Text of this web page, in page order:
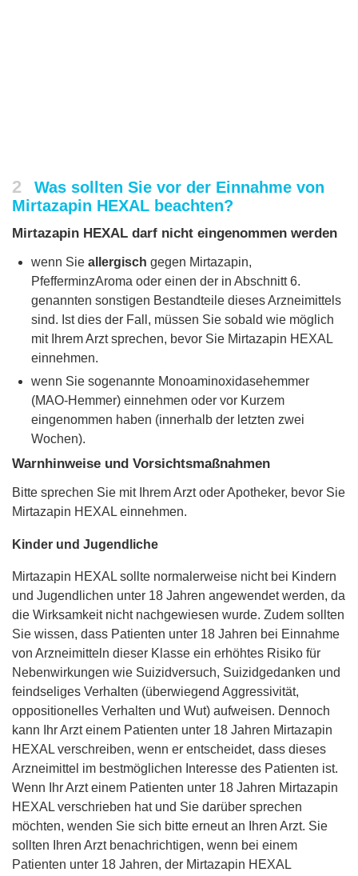
2
Was sollten Sie vor der Einnahme von
Mirtazapin HEXAL beachten?
Mirtazapin HEXAL darf nicht eingenommen werden
wenn Sie allergisch gegen Mirtazapin,
PfefferminzAroma oder einen der in Abschnitt 6.
genannten sonstigen Bestandteile dieses Arzneimittels
sind. Ist dies der Fall, müssen Sie sobald wie möglich
mit Ihrem Arzt sprechen, bevor Sie Mirtazapin HEXAL
einnehmen.
wenn Sie sogenannte Monoaminoxidasehemmer
(MAO-Hemmer) einnehmen oder vor Kurzem
eingenommen haben (innerhalb der letzten zwei
Wochen).
Warnhinweise und Vorsichtsmaßnahmen
Bitte sprechen Sie mit Ihrem Arzt oder Apotheker, bevor Sie
Mirtazapin HEXAL einnehmen.
Kinder und Jugendliche
Mirtazapin HEXAL sollte normalerweise nicht bei Kindern
und Jugendlichen unter 18 Jahren angewendet werden, da
die Wirksamkeit nicht nachgewiesen wurde. Zudem sollten
Sie wissen, dass Patienten unter 18 Jahren bei Einnahme
von Arzneimitteln dieser Klasse ein erhöhtes Risiko für
Nebenwirkungen wie Suizidversuch, Suizidgedanken und
feindseliges Verhalten (überwiegend Aggressivität,
oppositionelles Verhalten und Wut) aufweisen. Dennoch
kann Ihr Arzt einem Patienten unter 18 Jahren Mirtazapin
HEXAL verschreiben, wenn er entscheidet, dass dieses
Arzneimittel im bestmöglichen Interesse des Patienten ist.
Wenn Ihr Arzt einem Patienten unter 18 Jahren Mirtazapin
HEXAL verschrieben hat und Sie darüber sprechen
möchten, wenden Sie sich bitte erneut an Ihren Arzt. Sie
sollten Ihren Arzt benachrichtigen, wenn bei einem
Patienten unter 18 Jahren, der Mirtazapin HEXAL